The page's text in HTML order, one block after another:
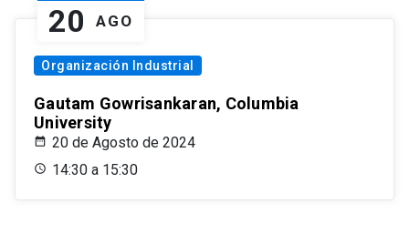
20 AGO
Organización Industrial
Gautam Gowrisankaran, Columbia
University
20 de Agosto de 2024
14:30 a 15:30